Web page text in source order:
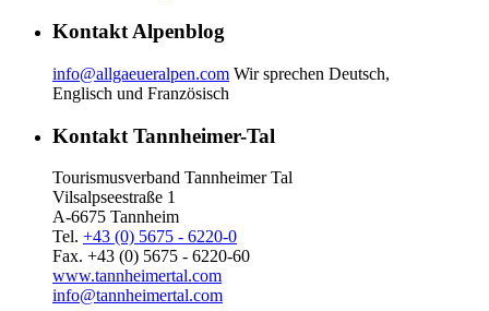
Kontakt Alpenblog
info@allgaeueralpen.com Wir sprechen Deutsch,
Englisch und Französisch
Kontakt Tannheimer-Tal
Tourismusverband Tannheimer Tal
Vilsalpseestraße 1
A-6675 Tannheim
Tel. +43 (0) 5675 - 6220-0
Fax. +43 (0) 5675 - 6220-60
www.tannheimertal.com
info@tannheimertal.com